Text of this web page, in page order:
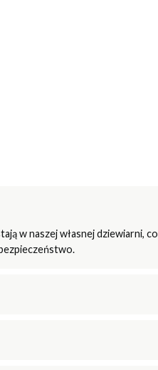
w naszej własnej dziewiarni, co